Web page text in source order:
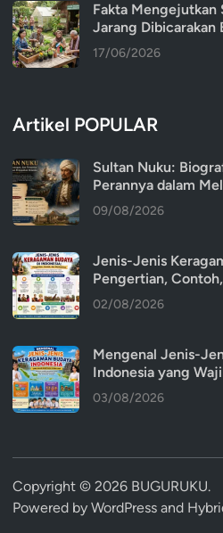
Fakta Mengejutkan
Jarang Dibicarakan
17/06/2026
Artikel POPULAR
Sultan Nuku:
Perannya dalam
09/08/2026
Jenis-Jenis
Pengertian,
02/08/2026
Mengenal Jenis-
Indonesia yang
03/08/2026
Copyright © 2026 BUGURUKU.
Powered by WordPress and